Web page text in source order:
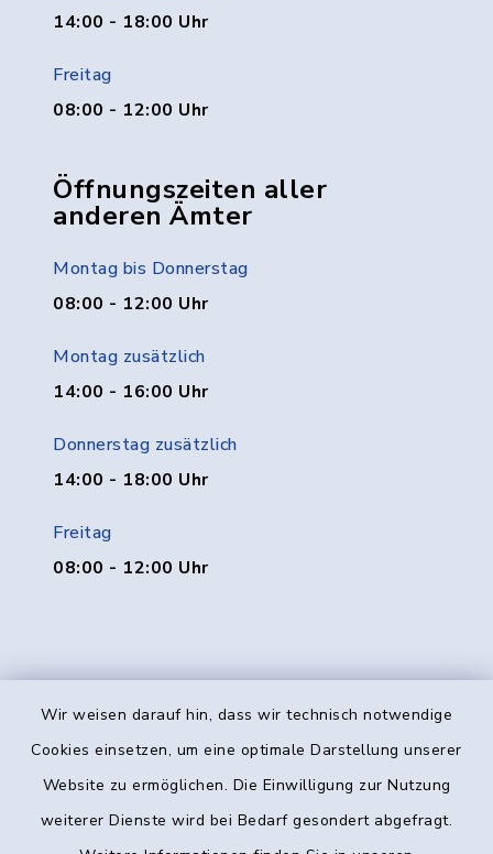
Wir weisen darauf hin, dass wir technisch notwendige
Cookies einsetzen, um eine optimale Darstellung unserer
Website zu ermöglichen. Die Einwilligung zur Nutzung
weiterer Dienste wird bei Bedarf gesondert abgefragt.
14:00 - 18:00 Uhr
Freitag
08:00 - 12:00 Uhr
Öffnungszeiten aller
anderen Ämter
Montag bis Donnerstag
08:00 - 12:00 Uhr
Montag zusätzlich
14:00 - 16:00 Uhr
Donnerstag zusätzlich
14:00 - 18:00 Uhr
Freitag
08:00 - 12:00 Uhr
Kontakt